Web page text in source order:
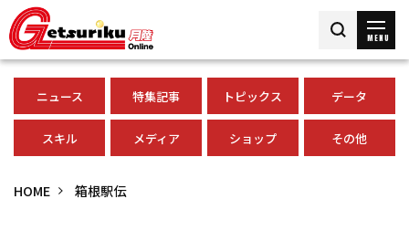
MENU
ニュース 特集記事 トピックス データ
スキル メディア ショップ その他
HOME 箱根駅伝